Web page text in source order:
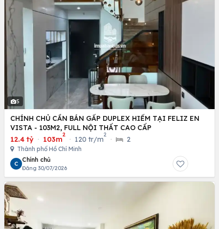
5
CHÍNH CHỦ CẦN BÁN GẤP DUPLEX HIẾM TẠI FELIZ EN
VISTA - 103M2, FULL NỘI THẤT CAO CẤP
12.4 tỷ · 103m
2
· 120 tr/m
2
· 2
Thành phố Hồ Chí Minh
C
Chính chủ
Đăng 30/07/2026